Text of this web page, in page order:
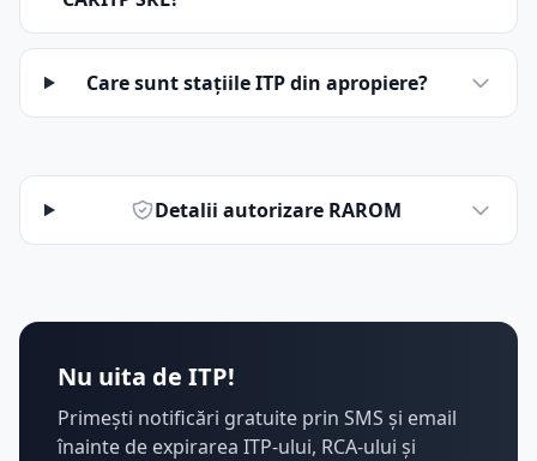
Care sunt stațiile ITP din apropiere?
Detalii autorizare RAROM
Nu uita de ITP!
Primești notificări gratuite prin SMS și email
înainte de expirarea ITP-ului, RCA-ului și